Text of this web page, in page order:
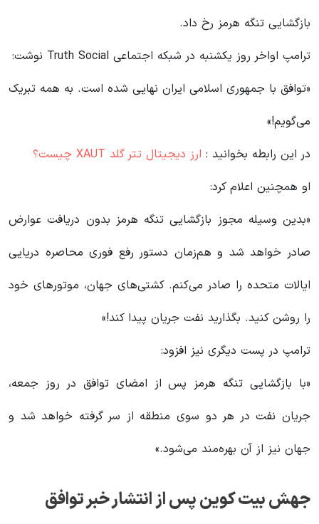
بازگشایی تنگه هرمز رخ داد.
ترامپ اواخر روز یکشنبه در شبکه اجتماعی Truth Social نوشت:
«توافق با جمهوری اسلامی ایران نهایی شده است. به همه تبریک
می‌گویم!»
در این رابطه بخوانید‌ : ارز دیجیتال تتر گلد XAUT چیست؟
او همچنین اعلام کرد:
«بدین وسیله مجوز بازگشایی تنگه هرمز بدون دریافت عوارض
صادر خواهد شد و هم‌زمان دستور رفع فوری محاصره دریایی
ایالات متحده را صادر می‌کنم. کشتی‌های جهان، موتورهای خود
را روشن کنید. بگذارید نفت جریان پیدا کند!»
ترامپ در پست دیگری نیز افزود:
«با بازگشایی تنگه هرمز پس از امضای توافق در روز جمعه،
جریان نفت در هر دو سوی منطقه از سر گرفته خواهد شد و
جهان نیز از آن بهره‌مند می‌شود.»
جهش بیت کوین پس از انتشار خبر توافق